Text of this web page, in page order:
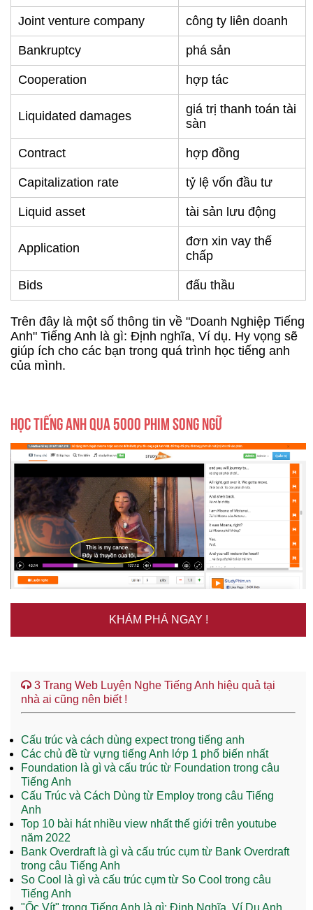
Joint venture company công ty liên doanh
Bankruptcy phá sản
Cooperation hợp tác
Liquidated damages
giá trị thanh toán tài
sàn
Contract hợp đồng
Capitalization rate tỷ lệ vốn đầu tư
Liquid asset tài sản lưu động
Application
đơn xin vay thế
chấp
Bids đấu thầu
Trên đây là một số thông tin về "Doanh Nghiệp Tiếng
Anh" Tiếng Anh là gì: Định nghĩa, Ví dụ. Hy vọng sẽ
giúp ích cho các bạn trong quá trình học tiếng anh
của mình.
HỌC TIẾNG ANH QUA 5000 PHIM SONG NGỮ
KHÁM PHÁ NGAY !
3 Trang Web Luyện Nghe Tiếng Anh hiệu quả tại
nhà ai cũng nên biết !
Cấu trúc và cách dùng expect trong tiếng anh
Các chủ đề từ vựng tiếng Anh lớp 1 phổ biến nhất
Foundation là gì và cấu trúc từ Foundation trong câu
Tiếng Anh
Cấu Trúc và Cách Dùng từ Employ trong câu Tiếng
Anh
Top 10 bài hát nhiều view nhất thế giới trên youtube
năm 2022
Bank Overdraft là gì và cấu trúc cụm từ Bank Overdraft
trong câu Tiếng Anh
So Cool là gì và cấu trúc cụm từ So Cool trong câu
Tiếng Anh
"Ốc Vít" trong Tiếng Anh là gì: Định Nghĩa, Ví Dụ Anh